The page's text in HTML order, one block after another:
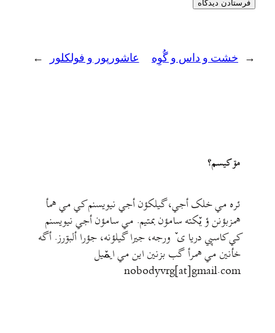
← خشت و داس و گُوِه عاشورپور و فولکلور →
مۊ کيسم؟
ئره مي خلک أجي، گيلکؤن أجي نيويسنم کي مي همأ
همزبؤنن ؤ يٚکته سامؤن بمتيم. مي سامؤن أجي نيويسنم
کي کاسپي دريا ی ٚ ورجه، جيرا گيلؤنه، جؤرا ألبۊرز. أگه
خأنين مي همرأ گب بزنين اين مي ايمٚیل‌ ‌
nobodyvrg[at]gmail.com